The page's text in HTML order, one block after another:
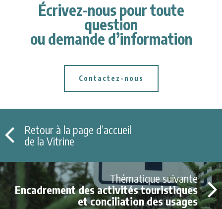
Écrivez-nous pour toute
question
ou demande d’information
Contactez-nous
Retour à la page d’accueil
de la Vitrine
Thématique suivante
Encadrement des activités touristiques
et conciliation des usages